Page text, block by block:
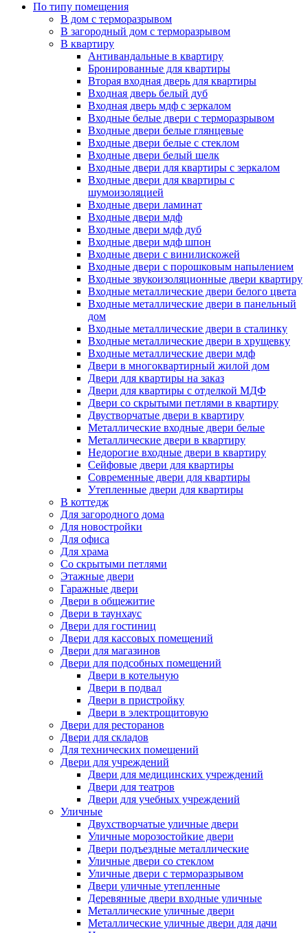
По типу помещения
В дом с терморазрывом
В загородный дом с терморазрывом
В квартиру
Антивандальные в квартиру
Бронированные для квартиры
Вторая входная дверь для квартиры
Входная дверь белый дуб
Входная дверь мдф с зеркалом
Входные белые двери с терморазрывом
Входные двери белые глянцевые
Входные двери белые с стеклом
Входные двери белый шелк
Входные двери для квартиры с зеркалом
Входные двери для квартиры с
шумоизоляцией
Входные двери ламинат
Входные двери мдф
Входные двери мдф дуб
Входные двери мдф шпон
Входные двери с винилискожей
Входные двери с порошковым напылением
Входные звукоизоляционные двери квартиру
Входные металлические двери белого цвета
Входные металлические двери в панельный
дом
Входные металлические двери в сталинку
Входные металлические двери в хрущевку
Входные металлические двери мдф
Двери в многоквартирный жилой дом
Двери для квартиры на заказ
Двери для квартиры с отделкой МДФ
Двери со скрытыми петлями в квартиру
Двустворчатые двери в квартиру
Металлические входные двери белые
Металлические двери в квартиру
Недорогие входные двери в квартиру
Сейфовые двери для квартиры
Современные двери для квартиры
Утепленные двери для квартиры
В коттедж
Для загородного дома
Для новостройки
Для офиса
Для храма
Со скрытыми петлями
Этажные двери
Гаражные двери
Двери в общежитие
Двери в таунхаус
Двери для гостиниц
Двери для кассовых помещений
Двери для магазинов
Двери для подсобных помещений
Двери в котельную
Двери в подвал
Двери в пристройку
Двери в электрощитовую
Двери для ресторанов
Двери для складов
Для технических помещений
Двери для учреждений
Двери для медицинских учреждений
Двери для театров
Двери для учебных учреждений
Уличные
Двухстворчатые уличные двери
Уличные морозостойкие двери
Двери подъездные металлические
Уличные двери со стеклом
Уличные двери с терморазрывом
Двери уличные утепленные
Деревянные двери входные уличные
Металлические уличные двери
Металлические уличные двери для дачи